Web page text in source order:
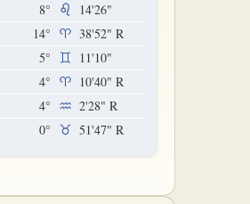
8°
14'26"
14° 38'52" R
5°
11'10"
4° 10'40" R
4° 2'28" R
0° 51'47" R